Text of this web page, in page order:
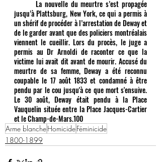
jusqu’à Plattsburg, New York, ce qui a permis à
un shérif de procéder à l’arrestation de Deway et
de le garder avant que des policiers montréalais
viennent le cueillir. Lors du procès, le juge a
permis au Dr Arnoldi de raconter ce que la
victime lui avait dit avant de mourir. Accusé du
meurtre de sa femme, Deway a été reconnu
coupable le 17 août 1833 et condamné à être
pendu par le cou jusqu'à ce que mort s'ensuive.
Le 30 août, Deway était pendu à la Place
Vauquelin située entre la Place Jacques-Cartier
et le Champ-de-Mars.100
Arme blancheHomicideFéminicide
1800-1899